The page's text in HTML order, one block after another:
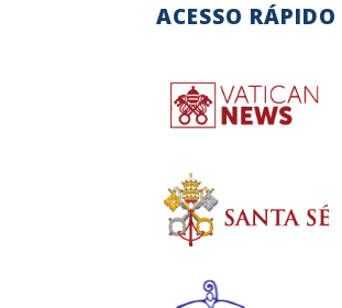
ACESSO RÁPIDO